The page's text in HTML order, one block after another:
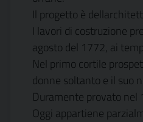
Il progetto è
I lavori di costruzione
agosto del 1772, ai
Nel primo cortile
donne soltanto e il suo
Duramente provato nel
Oggi appartiene